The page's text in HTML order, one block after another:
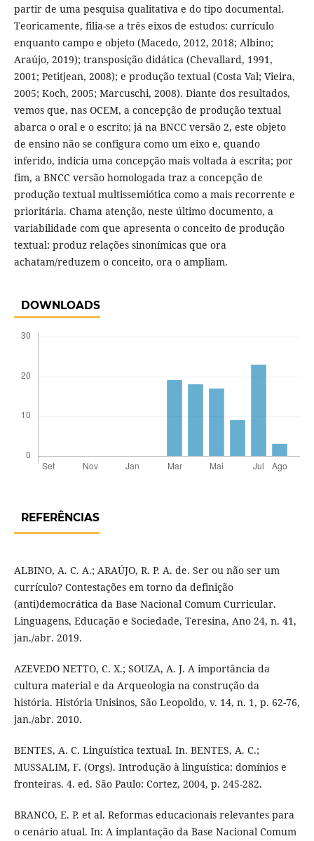
partir de uma pesquisa qualitativa e do tipo documental.
Teoricamente, filia-se a três eixos de estudos: currículo
enquanto campo e objeto (Macedo, 2012, 2018; Albino;
Araújo, 2019); transposição didática (Chevallard, 1991,
2001; Petitjean, 2008); e produção textual (Costa Val; Vieira,
2005; Koch, 2005; Marcuschi, 2008). Diante dos resultados,
vemos que, nas OCEM, a concepção de produção textual
abarca o oral e o escrito; já na BNCC versão 2, este objeto
de ensino não se configura como um eixo e, quando
inferido, indicia uma concepção mais voltada à escrita; por
fim, a BNCC versão homologada traz a concepção de
produção textual multissemiótica como a mais recorrente e
prioritária. Chama atenção, neste último documento, a
variabilidade com que apresenta o conceito de produção
textual: produz relações sinonímicas que ora
achatam/reduzem o conceito, ora o ampliam.
DOWNLOADS
REFERÊNCIAS
ALBINO, A. C. A.; ARAÚJO, R. P. A. de. Ser ou não ser um
currículo? Contestações em torno da definição
(anti)democrática da Base Nacional Comum Curricular.
Linguagens, Educação e Sociedade, Teresina, Ano 24, n. 41,
jan./abr. 2019.
AZEVEDO NETTO, C. X.; SOUZA, A. J. A importância da
cultura material e da Arqueologia na construção da
história. História Unisinos, São Leopoldo, v. 14, n. 1, p. 62-76,
jan./abr. 2010.
BENTES, A. C. Linguística textual. In. BENTES, A. C.;
MUSSALIM, F. (Orgs). Introdução à linguística: domínios e
fronteiras. 4. ed. São Paulo: Cortez, 2004, p. 245-282.
BRANCO, E. P. et al. Reformas educacionais relevantes para
o cenário atual. In: A implantação da Base Nacional Comum